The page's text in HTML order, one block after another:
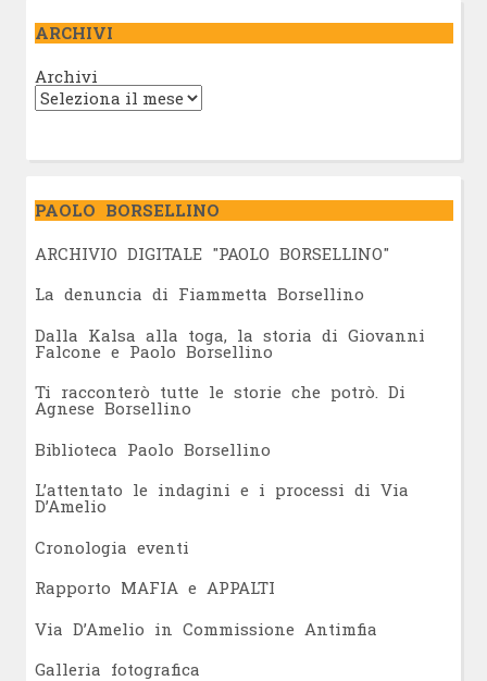
ARCHIVI
Archivi
PAOLO BORSELLINO
ARCHIVIO DIGITALE "PAOLO BORSELLINO"
La denuncia di Fiammetta Borsellino
Dalla Kalsa alla toga, la storia di Giovanni
Falcone e Paolo Borsellino
Ti racconterò tutte le storie che potrò. Di
Agnese Borsellino
Biblioteca Paolo Borsellino
L’attentato le indagini e i processi di Via
D’Amelio
Cronologia eventi
Rapporto MAFIA e APPALTI
Via D’Amelio in Commissione Antimfia
Galleria fotografica